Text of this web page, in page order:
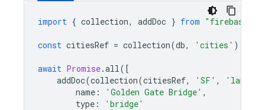
import { collection, addDoc } from "firebase/
const citiesRef = collection(db, 'cities' );
await Promise.all([
addDoc(collection(citiesRef, 'SF' ,
name : 'Golden Gate Bridge' ,
type :
'bridge'